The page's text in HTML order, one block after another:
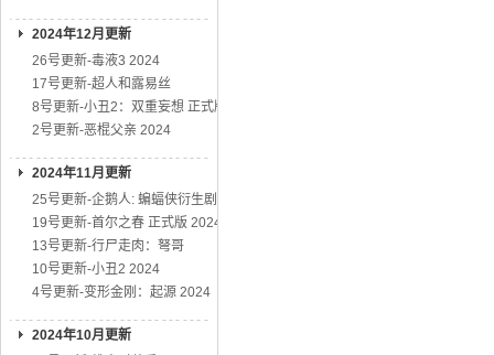
2024年12月更新
26号更新-毒液3 2024
17号更新-超人和露易丝
8号更新-小丑2：双重妄想 正式版
2号更新-恶棍父亲 2024
2024年11月更新
25号更新-企鹅人: 蝙蝠侠衍生剧
19号更新-首尔之春 正式版 2024
13号更新-行尸走肉：弩哥
10号更新-小丑2 2024
4号更新-变形金刚：起源 2024
2024年10月更新